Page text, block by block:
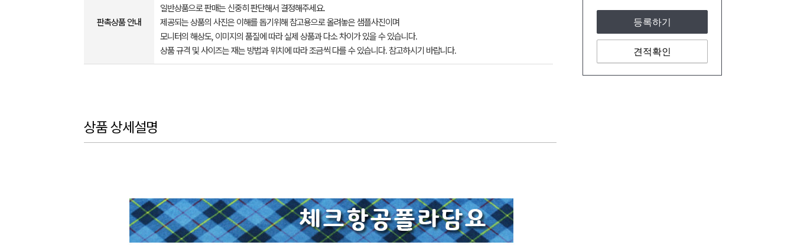
등록하기
견적확인
판촉상품 안내
일반상품으로 판매는 신중히 판단해서 결정해주세요.
제공되는 상품의 사진은 이해를 돕기위해 참고용으로 올려놓은 샘플사진이며
모니터의 해상도, 이미지의 품질에 따라 실제 상품과 다소 차이가 있을 수 있습니다.
상품 규격 및 사이즈는 재는 방법과 위치에 따라 조금씩 다를 수 있습니다. 참고하시기 바랍니다.
상품 상세설명